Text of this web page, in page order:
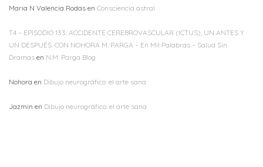
Maria N Valencia Rodas en Consciencia astral
T4 – EPISODIO 133: ACCIDENTE CEREBROVASCULAR (ICTUS), UN ANTES Y
UN DESPUÉS. CON NOHORA M. PARGA – En Mil Palabras – Salud Sin
Dramas en N.M. Parga Blog
Nohora en Dibujo neurográfico: el arte sana
Jazmin en Dibujo neurográfico: el arte sana